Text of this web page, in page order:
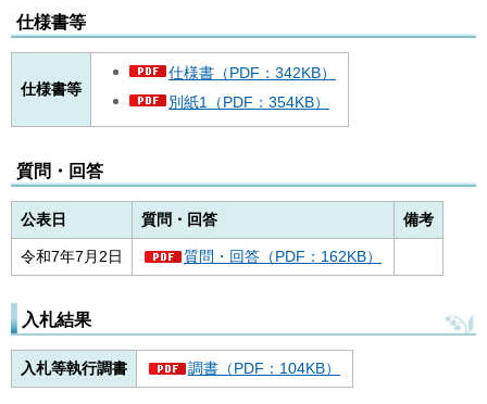
仕様書等
仕様書等
仕様書（PDF：342KB）
別紙1（PDF：354KB）
質問・回答
公表日 質問・回答 備考
令和7年7月2日 質問・回答（PDF：162KB）
入札結果
入札等執行調書 調書（PDF：104KB）